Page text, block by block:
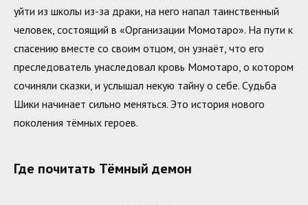
уйти из школы из-за драки, на него напал таинственный
человек, состоящий в «Организации Момотаро». На пути к
спасению вместе со своим отцом, он узнаёт, что его
преследователь унаследовал кровь Момотаро, о котором
сочиняли сказки, и услышал некую тайну о себе. Судьба
Шики начинает сильно меняться. Это история нового
поколения тёмных героев.
Где почитать Тёмный демон